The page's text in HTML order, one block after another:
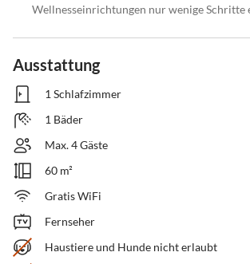
Wellnesseinrichtungen nur wenige Schritte
Ausstattung
1 Schlafzimmer
1 Bäder
Max. 4 Gäste
60 m²
Gratis WiFi
Fernseher
Haustiere und Hunde nicht erlaubt